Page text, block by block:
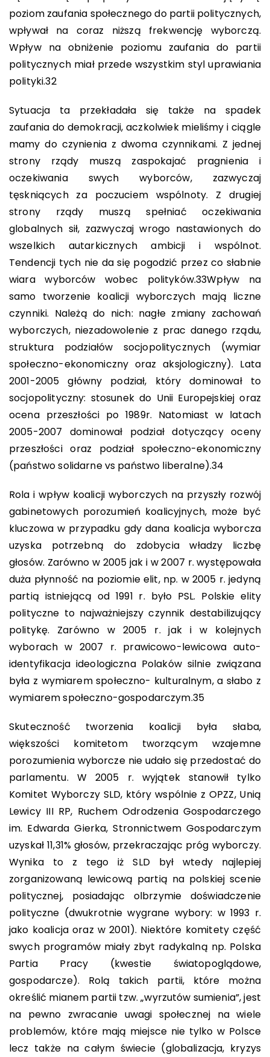
poziom zaufania społecznego do partii politycznych,
wpływał na coraz niższą frekwencję wyborczą.
Wpływ na obniżenie poziomu zaufania do partii
politycznych miał przede wszystkim styl uprawiania
polityki.32
Sytuacja ta przekładała się także na spadek
zaufania do demokracji, aczkolwiek mieliśmy i ciągle
mamy do czynienia z dwoma czynnikami. Z jednej
strony rządy muszą zaspokajać pragnienia i
oczekiwania swych wyborców, zazwyczaj
tęskniących za poczuciem wspólnoty. Z drugiej
strony rządy muszą spełniać oczekiwania
globalnych sił, zazwyczaj wrogo nastawionych do
wszelkich autarkicznych ambicji i wspólnot.
Tendencji tych nie da się pogodzić przez co słabnie
wiara wyborców wobec polityków.33Wpływ na
samo tworzenie koalicji wyborczych mają liczne
czynniki. Należą do nich: nagłe zmiany zachowań
wyborczych, niezadowolenie z prac danego rządu,
struktura podziałów socjopolitycznych (wymiar
społeczno-ekonomiczny oraz aksjologiczny). Lata
2001-2005 główny podział, który dominował to
socjopolityczny: stosunek do Unii Europejskiej oraz
ocena przeszłości po 1989r. Natomiast w latach
2005-2007 dominował podział dotyczący oceny
przeszłości oraz podział społeczno-ekonomiczny
(państwo solidarne vs państwo liberalne).34
Rola i wpływ koalicji wyborczych na przyszły rozwój
gabinetowych porozumień koalicyjnych, może być
kluczowa w przypadku gdy dana koalicja wyborcza
uzyska potrzebną do zdobycia władzy liczbę
głosów. Zarówno w 2005 jak i w 2007 r. występowała
duża płynność na poziomie elit, np. w 2005 r. jedyną
partią istniejącą od 1991 r. było PSL. Polskie elity
polityczne to najważniejszy czynnik destabilizujący
politykę. Zarówno w 2005 r. jak i w kolejnych
wyborach w 2007 r. prawicowo-lewicowa auto-
identyfikacja ideologiczna Polaków silnie związana
była z wymiarem społeczno- kulturalnym, a słabo z
wymiarem społeczno-gospodarczym.35
Skuteczność tworzenia koalicji była słaba,
większości komitetom tworzącym wzajemne
porozumienia wyborcze nie udało się przedostać do
parlamentu. W 2005 r. wyjątek stanowił tylko
Komitet Wyborczy SLD, który wspólnie z OPZZ, Unią
Lewicy III RP, Ruchem Odrodzenia Gospodarczego
im. Edwarda Gierka, Stronnictwem Gospodarczym
uzyskał 11,31% głosów, przekraczając próg wyborczy.
Wynika to z tego iż SLD był wtedy najlepiej
zorganizowaną lewicową partią na polskiej scenie
politycznej, posiadając olbrzymie doświadczenie
polityczne (dwukrotnie wygrane wybory: w 1993 r.
jako koalicja oraz w 2001). Niektóre komitety część
swych programów miały zbyt radykalną np. Polska
Partia Pracy (kwestie światopoglądowe,
gospodarcze). Rolą takich partii, które można
określić mianem partii tzw. „wyrzutów sumienia”, jest
na pewno zwracanie uwagi społecznej na wiele
problemów, które mają miejsce nie tylko w Polsce
lecz także na całym świecie (globalizacja, kryzys